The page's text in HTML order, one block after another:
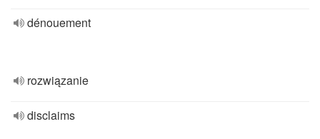
dénouement
rozwiązanie
disclaims